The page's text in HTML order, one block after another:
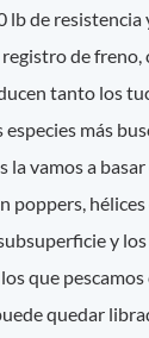
de resistencia
de freno,
tanto los
más
la vamos a
poppers, hélices
y
que
quedar